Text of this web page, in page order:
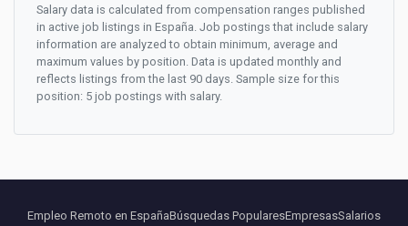
Salary data is calculated from compensation ranges published
in active job listings in España. Job postings that include salary
information are analyzed to obtain minimum, average and
maximum values by position. Data is updated monthly and
reflects listings from the last 90 days. Sample size for this
position: 5 job postings with salary.
Empleo Remoto en EspañaBúsquedas PopularesEmpresasSalarios